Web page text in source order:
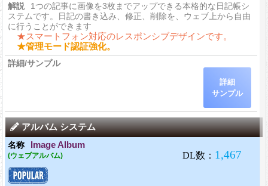
1つの記事に画像を3枚までアップできる本格的な日記帳シ
ステムです。日記の書き込み、修正、削除を、ウェブ上から自由
に行うことができます
★スマートフォン対応のレスポンシブデザインです。
★管理モード認証強化。
詳細
サンプル
アルバム システム
Image Album
(ウェブアルバム)